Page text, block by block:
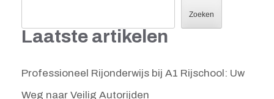
Zoeken
Laatste artikelen
Professioneel Rijonderwijs bij A1 Rijschool: Uw
Weg naar Veilig Autorijden